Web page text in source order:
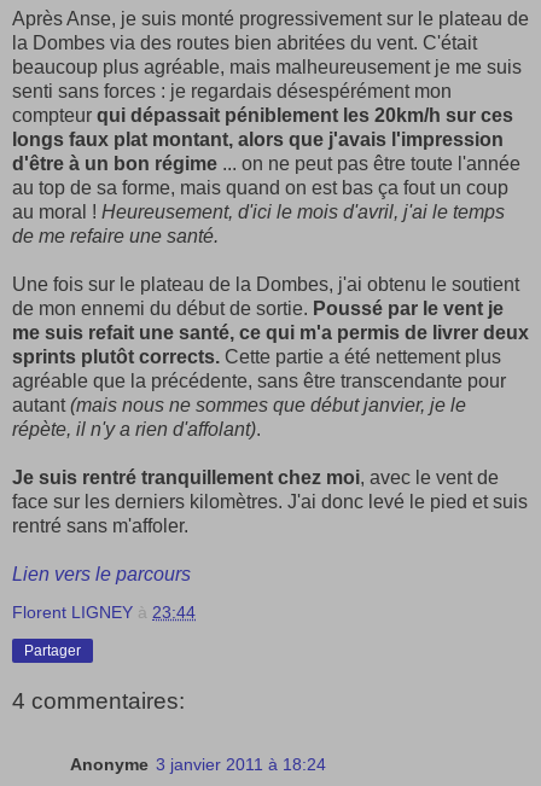
Après Anse, je suis monté progressivement sur le plateau de
la Dombes via des routes bien abritées du vent. C'était
beaucoup plus agréable, mais malheureusement je me suis
senti sans forces : je regardais désespérément mon
compteur qui dépassait péniblement les 20km/h sur ces
longs faux plat montant, alors que j'avais l'impression
d'être à un bon régime ... on ne peut pas être toute l'année
au top de sa forme, mais quand on est bas ça fout un coup
au moral ! Heureusement, d'ici le mois d'avril, j'ai le temps
de me refaire une santé.
Une fois sur le plateau de la Dombes, j'ai obtenu le soutient
de mon ennemi du début de sortie. Poussé par le vent je
me suis refait une santé, ce qui m'a permis de livrer deux
sprints plutôt corrects. Cette partie a été nettement plus
agréable que la précédente, sans être transcendante pour
autant(mais nous ne sommes que début janvier, je le
répète, il n'y a rien d'affolant).
Je suis rentré tranquillement chez moi, avec le vent de
face sur les derniers kilomètres. J'ai donc levé le pied et suis
rentré sans m'affoler.
Lien vers le parcours
Florent LIGNEY à 23:44
Partager
4 commentaires:
Anonyme 3 janvier 2011 à 18:24